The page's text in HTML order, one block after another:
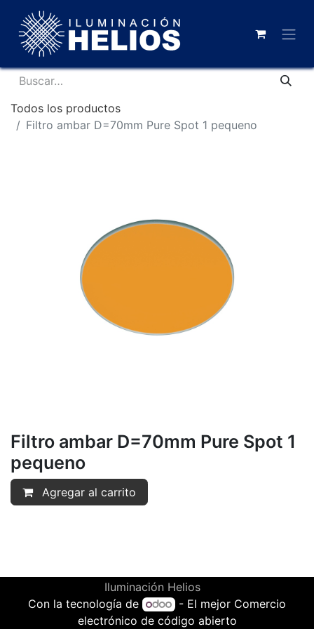
Todos los productos
Filtro ambar D=70mm Pure Spot 1 pequeno
Filtro ambar D=70mm Pure Spot 1
pequeno
Agregar al carrito
Iluminación Helios
Con la tecnología de
- El mejor Comercio
electrónico de código abierto